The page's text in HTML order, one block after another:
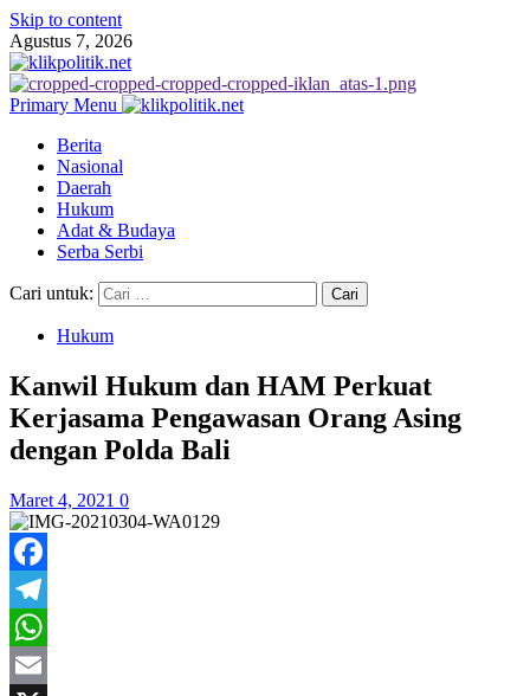
Skip to content
Agustus 7, 2026
Primary Menu
Berita
Nasional
Daerah
Hukum
Adat & Budaya
Serba Serbi
Cari untuk:
Hukum
Kanwil Hukum dan HAM Perkuat
Kerjasama Pengawasan Orang Asing
dengan Polda Bali
Maret 4, 2021 0
Facebook
Telegram
WhatsApp